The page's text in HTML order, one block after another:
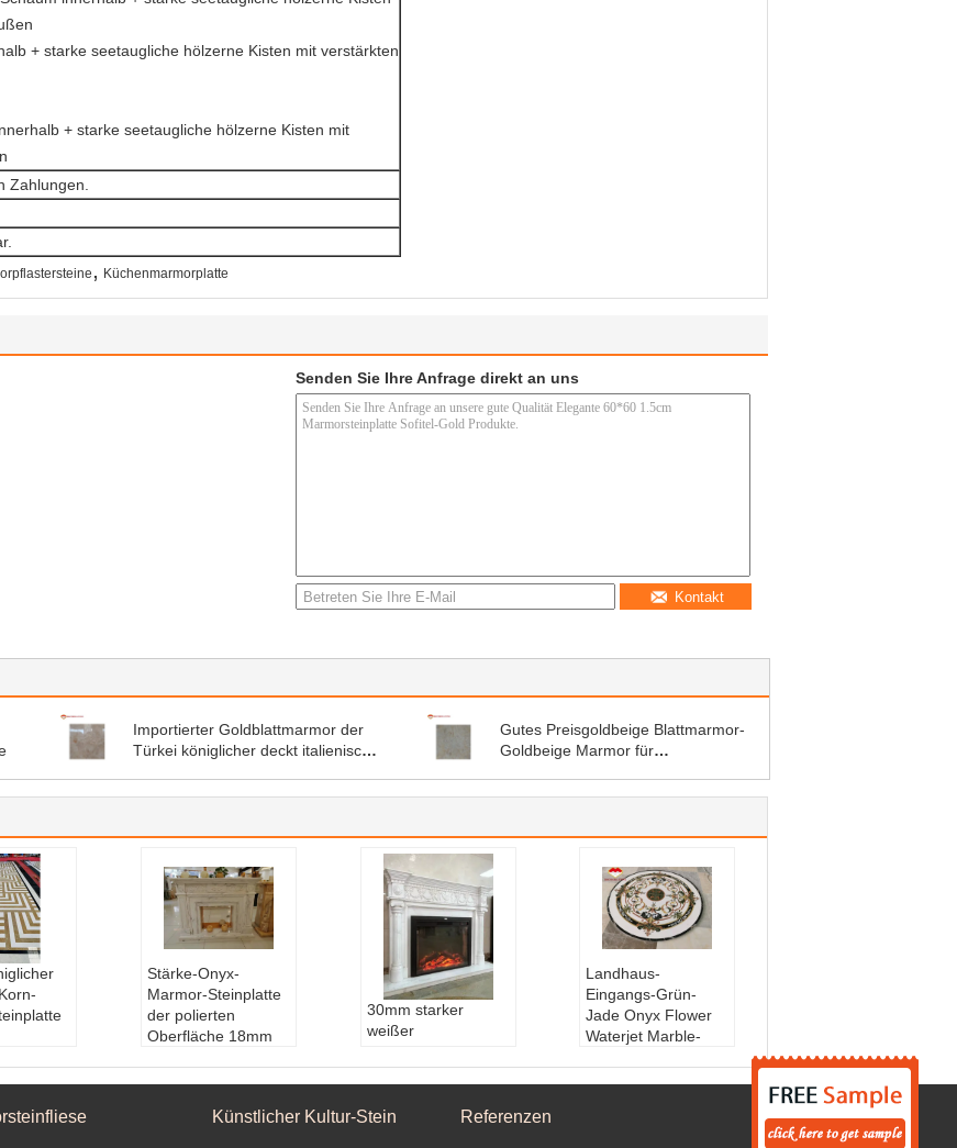
+ starke seetaugliche hölzerne Kisten mit verstärkten
+ starke seetaugliche hölzerne Kisten mit
Zahlungen.
, Küchenmarmorplatte
Senden Sie Ihre Anfrage direkt an uns
Kontakt
Importierter Goldblattmarmor der
Türkei königlicher deckt italienische
Gutes Preisgoldbeige Blattmarmor-
Goldbeige Marmor für
Obe
Stärke-Onyx-
Marmor-Steinplatte
der polierten
Oberfläche 18mm
30mm starker
weißer
Kamin-Kaminsims
Einfassungs-
Landhaus-
Eingangs-Grün-
Jade Onyx Flower
Waterjet Marble-
Künstlicher Kultur-Stein Referenzen